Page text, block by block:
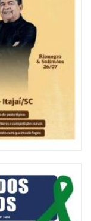
330 quilos de